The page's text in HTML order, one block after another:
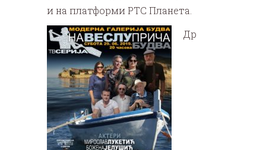
и на платформи РТС Планета.
Др